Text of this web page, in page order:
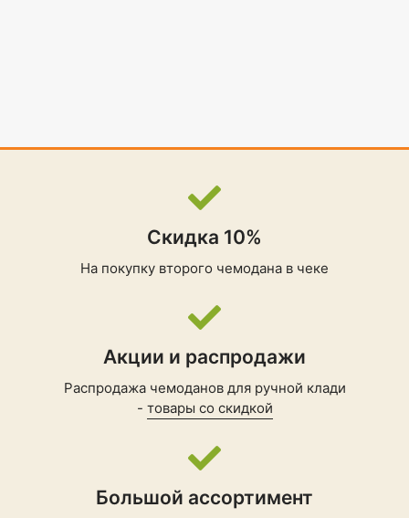
Скидка 10%
На покупку второго чемодана в чеке
Акции и распродажи
Распродажа чемоданов для ручной клади
- товары со скидкой
Большой ассортимент